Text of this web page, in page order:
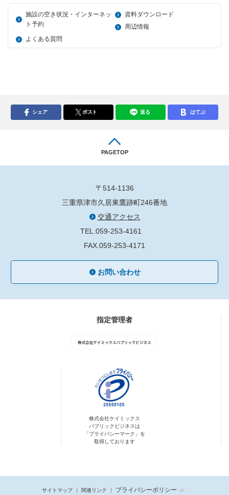
施設の空き状況・インターネッ
ト予約
資料ダウンロード
周辺情報
よくある質問
シェア ポスト 送る はてぶ
PAGETOP
〒514-1136
三重県津市久居東鷹跡町246番地
交通アクセス
TEL.059-253-4161
FAX.059-253-4171
お問い合わせ
指定管理者
株式会社ケイミックス
パブリックビジネスは
「プライバシーマーク」を
取得しております
サイトマップ 関連リンク プライバシーポリシー